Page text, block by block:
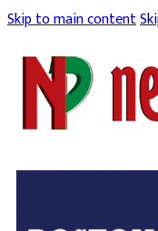
Skip to main content